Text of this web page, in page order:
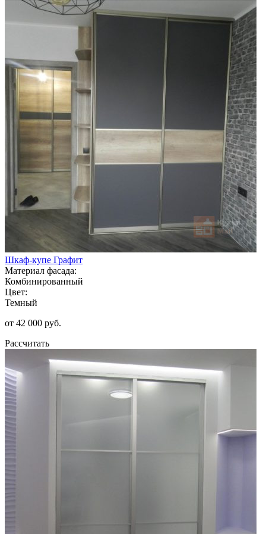
Шкаф-купе Графит
Материал фасада:
Комбинированный
Цвет:
Темный
от 42 000 руб.
Рассчитать